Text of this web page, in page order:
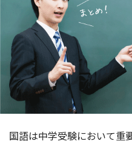
国語は中学受験において重